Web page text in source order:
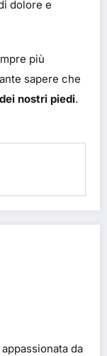
dolore e
più
sapere che
nostri piedi.
da